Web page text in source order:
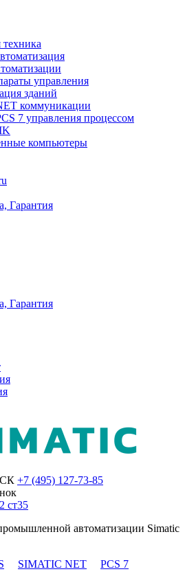
управления
зданий
коммуникации
7 управления процессом
компьютеры
Гарантия
Гарантия
+7 (495) 127-73-85
ст35
автоматизации Simatic
SIMATIC NET PCS 7